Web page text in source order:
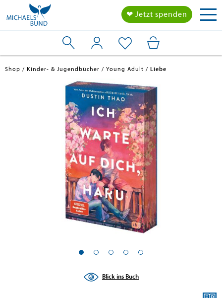
❤ Jetzt spenden
Shop Kinder- & Jugendbücher Young Adult Liebe
Blick ins Buch